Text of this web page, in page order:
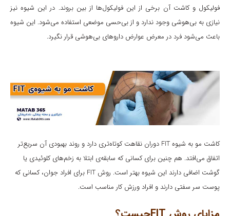
فولیکول و کاشت آن برخی از این فولیکول‌ها از بین بروند. در این شیوه نیز
نیازی به بی‌هوشی وجود ندارد و از بی‌حسی موضعی استفاده می‌شود. این شیوه
باعث می‌شود فرد در معرض عوارض داروهای بی‌هوشی قرار نگیرد.
کاشت مو به شیوه FIT دوران نقاهت کوتاه‌تری دارد و روند بهبودی آن سریع‌تر
اتفاق می‌افتد. هم چنین برای کسانی که سابقه‌ی ابتلا به زخم‌های کلوئیدی یا
گوشت اضافی دارند این شیوه بهتر است. روش FIT برای افراد جوان، کسانی که
پوست سر سفتی دارند و افراد ورزش کار مناسب است.